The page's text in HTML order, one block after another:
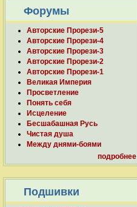
Форумы
Авторские Прорези-5
Авторские Прорези-4
Авторские Прорези-3
Авторские Прорези-2
Авторские Прорези-1
Великая Империя
Просветление
Понять себя
Исцеление
Бесшабашная Русь
Чистая душа
Между днями-боями
подробнее
Подшивки